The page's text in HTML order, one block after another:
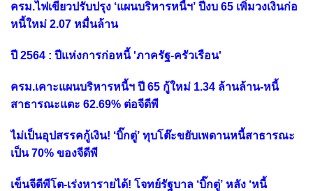
ครม.ไฟเขียวปรับปรุง ‘แผนบริหารหนี้ฯ’ ปีงบ 65 เพิ่มวงเงินก่อ
หนี้ใหม่ 2.07 หมื่นล้าน
ปี 2564 : ปีแห่งการก่อหนี้ 'ภาครัฐ-ครัวเรือน'
ครม.เคาะแผนบริหารหนี้ฯ ปี 65 กู้ใหม่ 1.34 ล้านล้าน-หนี้
สาธารณะแตะ 62.69% ต่อจีดีพี
ไม่เป็นอุปสรรคกู้เงิน! ‘บิ๊กตู่’ ทุบโต๊ะขยับเพดานหนี้สาธารณะ
เป็น 70% ของจีดีพี
เข็นจีดีพีโต-เร่งหารายได้! โจทย์รัฐบาล ‘บิ๊กตู่’ หลัง ‘หนี้